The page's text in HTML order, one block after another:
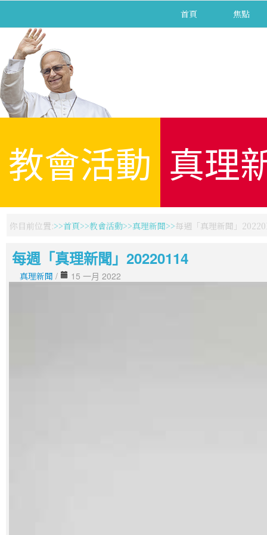
首頁 焦點
教會活動 真理
你目前位置: 首頁 教會活動 真理新聞 每週「真理新聞」
每週「真理新聞」20220114
真理新聞 / 15 一月 2022